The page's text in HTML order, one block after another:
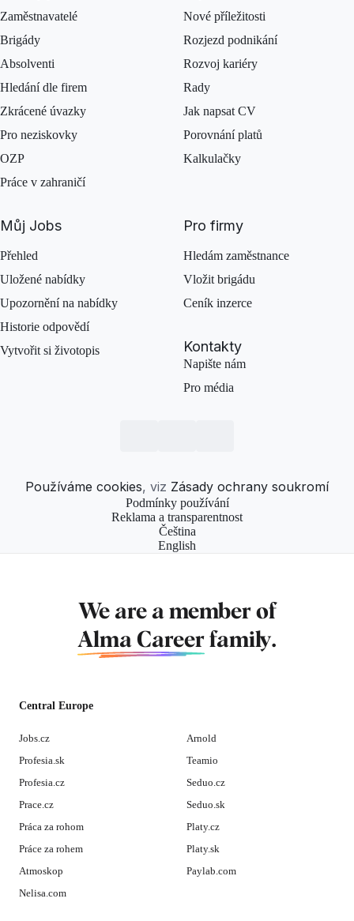
Zaměstnavatelé
Brigády
Absolventi
Hledání dle firem
Zkrácené úvazky
Pro neziskovky
OZP
Práce v zahraničí
Nové příležitosti
Rozjezd podnikání
Rozvoj kariéry
Rady
Jak napsat CV
Porovnání platů
Kalkulačky
Můj Jobs
Přehled
Uložené nabídky
Upozornění na nabídky
Historie odpovědí
Vytvořit si životopis
Pro firmy
Hledám zaměstnance
Vložit brigádu
Ceník inzerce
Kontakty
Napište nám
Pro média
Používáme cookies, viz Zásady ochrany soukromí
Podmínky používání
Reklama a transparentnost
Čeština
English
We are a member of
Alma Career family.
Central Europe
Jobs.cz
Profesia.sk
Profesia.cz
Prace.cz
Práca za rohom
Práce za rohem
Atmoskop
Nelisa.com
Arnold
Teamio
Seduo.cz
Seduo.sk
Platy.cz
Platy.sk
Paylab.com